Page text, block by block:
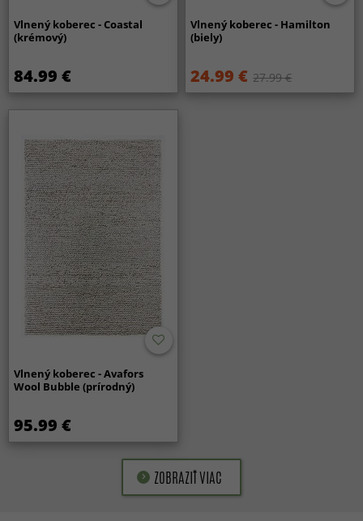
Vlnený koberec - Coastal
(krémový)
84.99 €
Vlnený koberec - Hamilton
(biely)
24.99 € 27.99 €
Vlnený koberec - Avafors
Wool Bubble (prírodný)
95.99 €
ZOBRAZIŤ VIAC